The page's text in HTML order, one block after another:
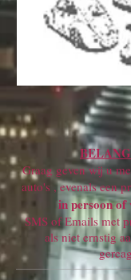
Graag geven wij u
auto's , evenals een
in persoon
SMS of Emails met
als niet ernstig